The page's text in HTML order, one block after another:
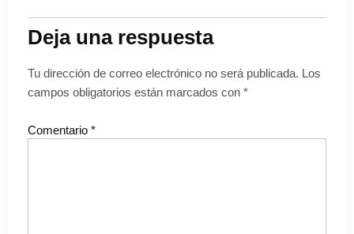
Deja una respuesta
Tu dirección de correo electrónico no será publicada. Los
campos obligatorios están marcados con *
Comentario *